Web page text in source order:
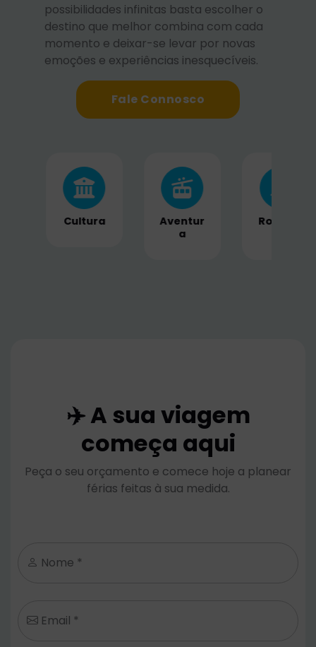
possibilidades infinitas basta escolher o
destino que melhor combina com cada
momento e deixar-se levar por novas
emoções e experiências inesquecíveis.
Fale Connosco
Aventur
Romanc
e
Naturez
✈️ A sua viagem
começa aqui
Peça o seu orçamento e comece hoje a planear
férias feitas à sua medida.
Nome *
Email *